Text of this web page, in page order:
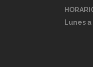
Lunes